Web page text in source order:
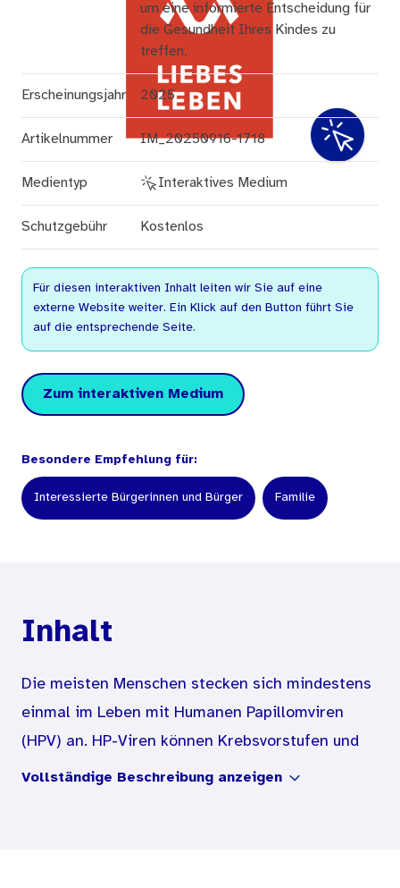
um eine informierte Entscheidung für
die Gesundheit Ihres Kindes zu
treffen.
Erscheinungsjahr 2025
Artikelnummer IM_20250916-1718
Medientyp Interaktives Medium
Schutzgebühr Kostenlos
Für diesen interaktiven Inhalt leiten wir Sie auf eine
externe Website weiter. Ein Klick auf den Button führt Sie
auf die entsprechende Seite.
Zum interaktiven Medium
Besondere Empfehlung für:
Interessierte Bürgerinnen und Bürger Familie
Inhalt
Die meisten Menschen stecken sich mindestens
einmal im Leben mit Humanen Papillomviren
(HPV) an. HP-Viren können Krebsvorstufen und
Krebs auslösen. Doch das Gute: Die HPV-
Vollständige Beschreibung anzeigen